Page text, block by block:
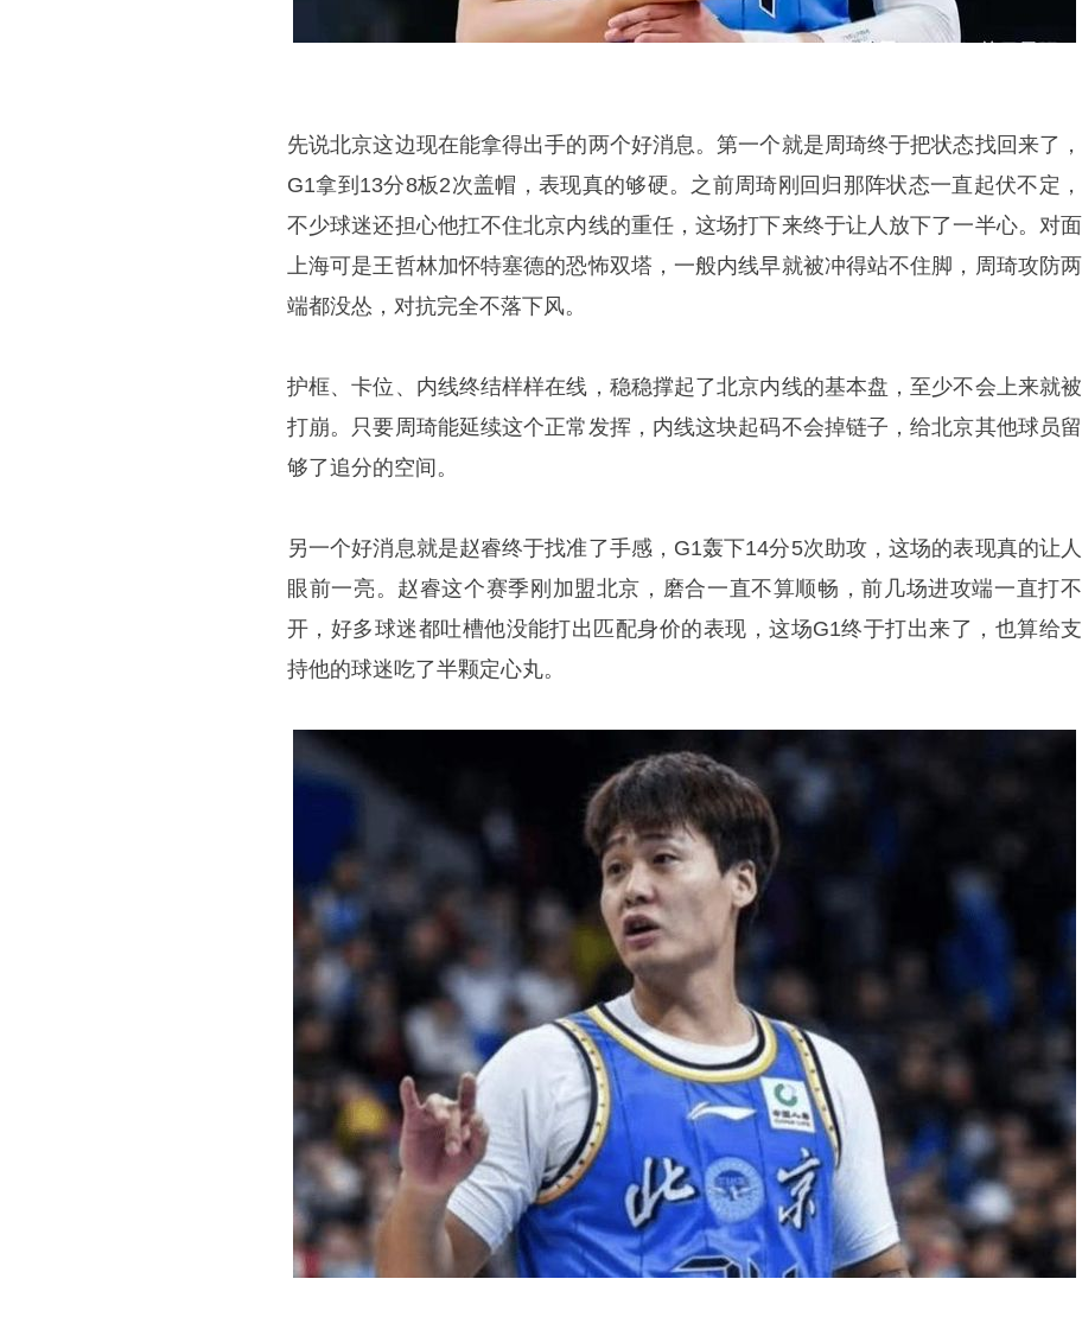
先说北京这边现在能拿得出手的两个好消息。第一个就是周琦终于把状态找回来了，
G1拿到13分8板2次盖帽，表现真的够硬。之前周琦刚回归那阵状态一直起伏不定，
不少球迷还担心他扛不住北京内线的重任，这场打下来终于让人放下了一半心。对面
上海可是王哲林加怀特塞德的恐怖双塔，一般内线早就被冲得站不住脚，周琦攻防两
端都没怂，对抗完全不落下风。
护框、卡位、内线终结样样在线，稳稳撑起了北京内线的基本盘，至少不会上来就被
打崩。只要周琦能延续这个正常发挥，内线这块起码不会掉链子，给北京其他球员留
够了追分的空间。
另一个好消息就是赵睿终于找准了手感，G1轰下14分5次助攻，这场的表现真的让人
眼前一亮。赵睿这个赛季刚加盟北京，磨合一直不算顺畅，前几场进攻端一直打不
开，好多球迷都吐槽他没能打出匹配身价的表现，这场G1终于打出来了，也算给支
持他的球迷吃了半颗定心丸。